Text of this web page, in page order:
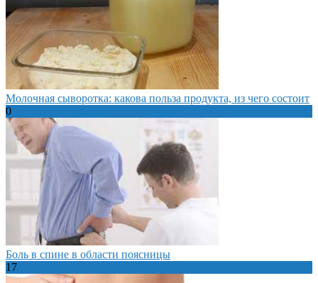
Молочная сыворотка: какова польза продукта, из чего состоит
0
Боль в спине в области поясницы
17